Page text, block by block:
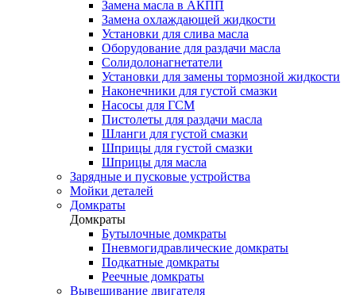
Замена масла в АКПП
Замена охлаждающей жидкости
Установки для слива масла
Оборудование для раздачи масла
Солидолонагнетатели
Установки для замены тормозной жидкости
Наконечники для густой смазки
Насосы для ГСМ
Пистолеты для раздачи масла
Шланги для густой смазки
Шприцы для густой смазки
Шприцы для масла
Зарядные и пусковые устройства
Мойки деталей
Домкраты
Домкраты
Бутылочные домкраты
Пневмогидравлические домкраты
Подкатные домкраты
Реечные домкраты
Вывешивание двигателя